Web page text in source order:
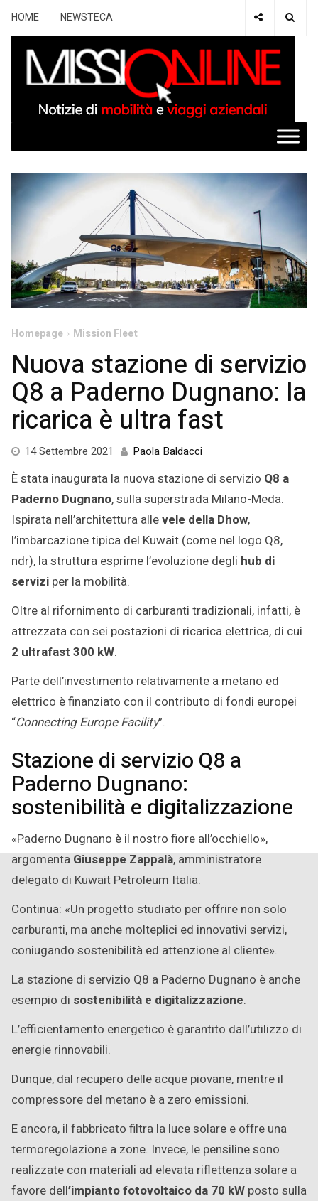
HOME NEWSTECA
Homepage Mission Fleet
Nuova stazione di servizio
Q8 a Paderno Dugnano: la
ricarica è ultra fast
14 Settembre 2021 15
2021
Paola Baldacci
È stata inaugurata la nuova stazione di servizio Q8 a
Paderno Dugnano, sulla superstrada Milano-Meda.
Ispirata nell’architettura allevele della Dhow,
l’imbarcazione tipica del Kuwait (come nel logo Q8,
ndr), la struttura esprime l’evoluzione degli hub di
servizi per la mobilità.
Oltre al rifornimento di carburanti tradizionali, infatti, è
attrezzata con sei postazioni di ricarica elettrica, di cui
2 ultrafast 300 kW.
Parte dell’investimento relativamente a metano ed
elettrico è finanziato con il contributo di fondi europei
“Connecting Europe Facility”.
Stazione di servizio Q8 a
Paderno Dugnano:
sostenibilità e digitalizzazione
«Paderno Dugnano è il nostro fiore all’occhiello»,
argomenta Giuseppe Zappalà, amministratore
delegato di Kuwait Petroleum Italia.
Continua: «Un progetto studiato per offrire non solo
carburanti, ma anche molteplici ed innovativi servizi,
coniugando sostenibilità ed attenzione al cliente».
La stazione di servizio Q8 a Paderno Dugnano è anche
esempio di sostenibilità e digitalizzazione.
L’efficientamento energetico è garantito dall’utilizzo di
energie rinnovabili.
Dunque, dal recupero delle acque piovane, mentre il
compressore del metano è a zero emissioni.
E ancora, il fabbricato filtra la luce solare e offre una
termoregolazione a zone. Invece, le pensiline sono
realizzate con materiali ad elevata riflettenza solare a
favore dell’impianto fotovoltaico da 70 kW posto sulla